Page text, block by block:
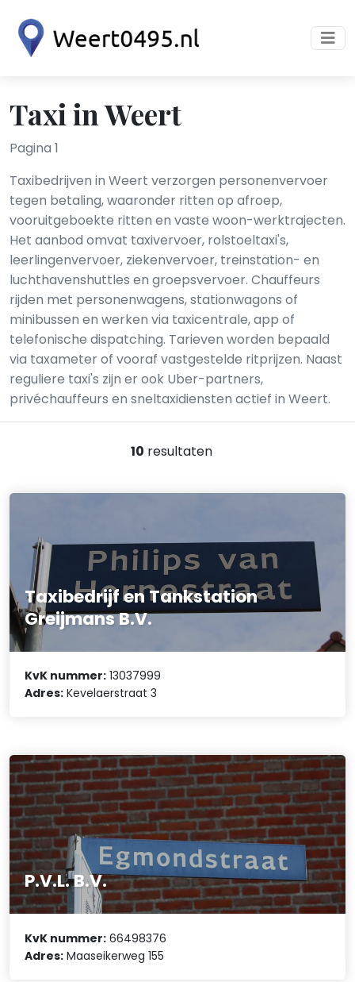
Taxi in Weert
Pagina 1
Taxibedrijven in Weert verzorgen personenvervoer
tegen betaling, waaronder ritten op afroep,
vooruitgeboekte ritten en vaste woon-werktrajecten.
Het aanbod omvat taxivervoer, rolstoeltaxi's,
leerlingenvervoer, ziekenvervoer, treinstation- en
luchthavenshuttles en groepsvervoer. Chauffeurs
rijden met personenwagens, stationwagons of
minibussen en werken via taxicentrale, app of
telefonische dispatching. Tarieven worden bepaald
via taxameter of vooraf vastgestelde ritprijzen. Naast
reguliere taxi's zijn er ook Uber-partners,
privéchauffeurs en sneltaxidiensten actief in Weert.
10 resultaten
Taxibedrijf en Tankstation
Greijmans B.V.
KvK nummer: 13037999
Adres: Kevelaerstraat 3
P.V.L. B.V.
KvK nummer: 66498376
Adres: Maaseikerweg 155